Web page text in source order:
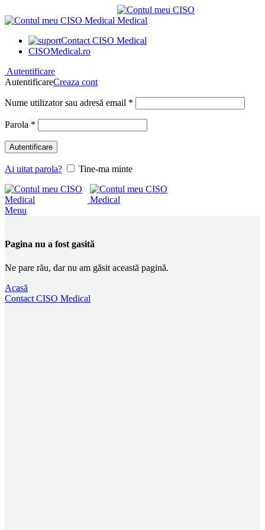
Contact CISO Medical
CISOMedical.ro
Autentificare
AutentificareCreaza cont
Nume utilizator sau adresă email *
Parola *
Autentificare
Ai uitat parola? Tine-ma minte
Menu
Pagina nu a fost gasită
Ne pare rău, dar nu am găsit această pagină.
Acasă
Contact CISO Medical